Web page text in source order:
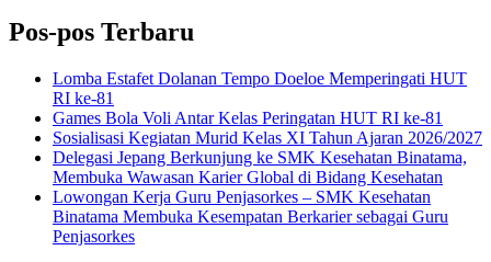
Pos-pos Terbaru
Lomba Estafet Dolanan Tempo Doeloe Memperingati HUT
RI ke-81
Games Bola Voli Antar Kelas Peringatan HUT RI ke-81
Sosialisasi Kegiatan Murid Kelas XI Tahun Ajaran 2026/2027
Delegasi Jepang Berkunjung ke SMK Kesehatan Binatama,
Membuka Wawasan Karier Global di Bidang Kesehatan
Lowongan Kerja Guru Penjasorkes – SMK Kesehatan
Binatama Membuka Kesempatan Berkarier sebagai Guru
Penjasorkes